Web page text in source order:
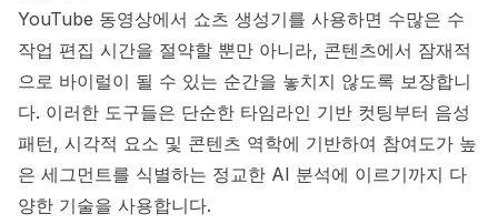
YouTube 동영상에서 쇼츠 생성기를 사용하면 수많은 수
작업 편집 시간을 절약할 뿐만 아니라, 콘텐츠에서 잠재적
으로 바이럴이 될 수 있는 순간을 놓치지 않도록 보장합니
다. 이러한 도구들은 단순한 타임라인 기반 컷팅부터 음성
패턴, 시각적 요소 및 콘텐츠 역학에 기반하여 참여도가 높
은 세그먼트를 식별하는 정교한 AI 분석에 이르기까지 다
양한 기술을 사용합니다.